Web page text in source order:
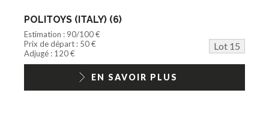
POLITOYS (ITALY) (6)
Estimation : 90/100 €
Prix de départ : 50 €
Lot 15
Adjugé : 120 €
EN SAVOIR PLUS